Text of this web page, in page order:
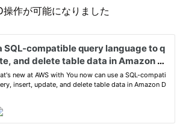
作が可能になりました